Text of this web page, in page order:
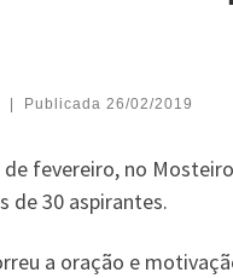
Publicada 26/02/2019
de fevereiro, no
de 30 aspirantes.
a oração e